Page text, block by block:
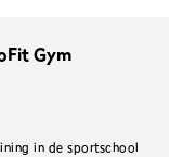
Gym
in de sportschool